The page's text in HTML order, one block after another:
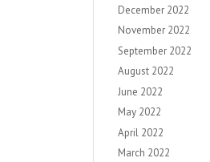
December 2022
November 2022
September 2022
August 2022
June 2022
May 2022
April 2022
March 2022